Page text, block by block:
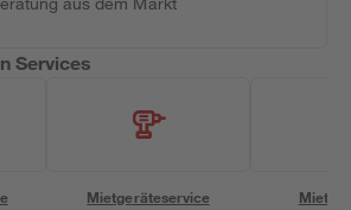
Services
Mietgeräteservice